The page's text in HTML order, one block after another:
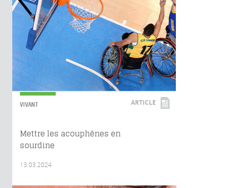
VIVANT ARTICLE
Mettre les acouphènes en
sourdine
13.03.2024